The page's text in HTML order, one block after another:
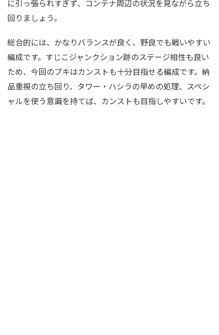
に引っ張られすぎず、コンテナ周辺の状況を見ながら立ち
回りましょう。
総合的には、かなりバランスが良く、野良でも戦いやすい
編成です。すじこジャンクション跡のステージ相性も良い
ため、今回のブキはカンストも十分目指せる編成です。納
品重視の立ち回り、タワー・ハシラの早めの処理、スペシ
ャルを使う意識を持てば、カンストも目指しやすいです。